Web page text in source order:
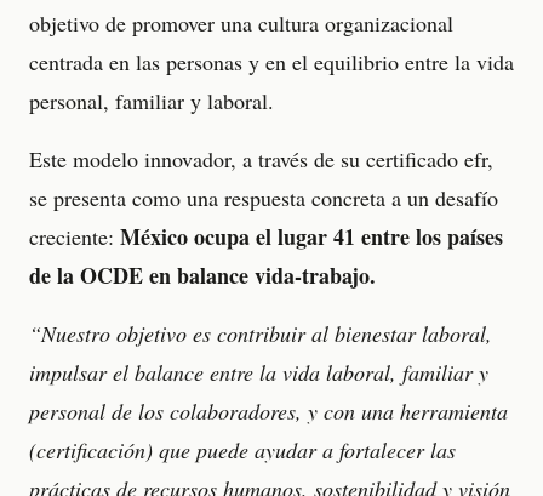
objetivo de promover una cultura organizacional
centrada en las personas y en el equilibrio entre la vida
personal, familiar y laboral.
Este modelo innovador, a través de su certificado efr,
se presenta como una respuesta concreta a un desafío
creciente: México ocupa el lugar 41 entre los países
de la OCDE en balance vida-trabajo.
“Nuestro objetivo es contribuir al bienestar laboral,
impulsar el balance entre la vida laboral, familiar y
personal de los colaboradores, y con una herramienta
(certificación) que puede ayudar a fortalecer las
prácticas de recursos humanos, sostenibilidad y visión